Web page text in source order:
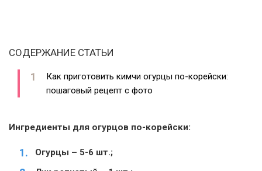
СОДЕРЖАНИЕ СТАТЬИ
Как приготовить кимчи огурцы по-корейски:
пошаговый рецепт с фото
Ингредиенты для огурцов по-корейски:
Огурцы – 5-6 шт.;